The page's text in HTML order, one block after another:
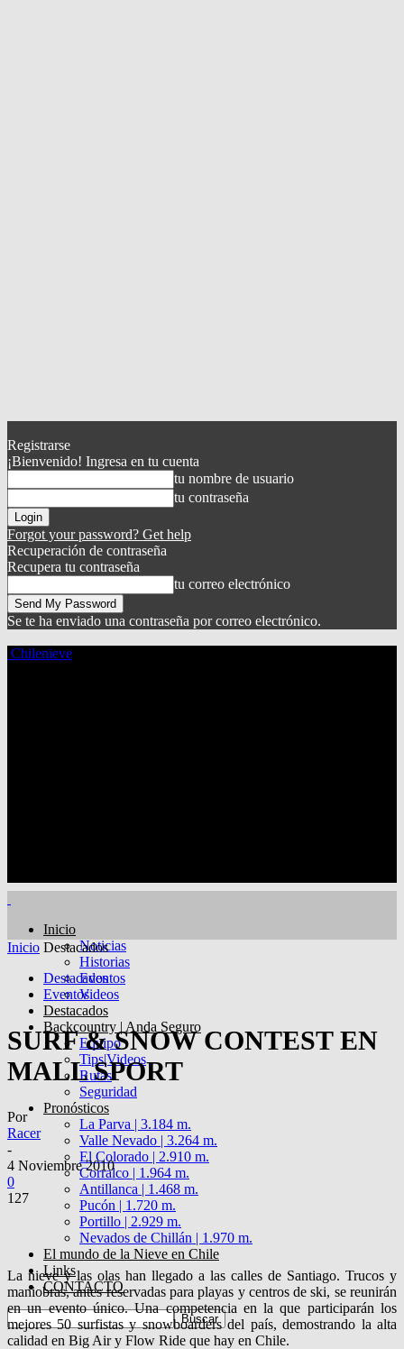
Registrarse
¡Bienvenido! Ingresa en tu cuenta
tu nombre de usuario
tu contraseña
Forgot your password? Get help
Recuperación de contraseña
Recupera tu contraseña
tu correo electrónico
Se te ha enviado una contraseña por correo electrónico.
Chilenieve
Inicio
Noticias
Historias
Eventos
Videos
Destacados
Backcountry | Anda Seguro
Equipo
Tips|Videos
Rutas
Seguridad
Pronósticos
La Parva | 3.184 m.
Valle Nevado | 3.264 m.
El Colorado | 2.910 m.
Corralco | 1.964 m.
Antillanca | 1.468 m.
Pucón | 1.720 m.
Portillo | 2.929 m.
Nevados de Chillán | 1.970 m.
El mundo de la Nieve en Chile
Links
CONTACTO
Inicio Destacados
Destacados
Eventos
SURF & SNOW CONTEST EN
MALL SPORT
Por
Racer
-
4 Noviembre 2010
0
127
La nieve y las olas han llegado a las calles de Santiago. Trucos y
maniobras, antes reservadas para playas y centros de ski, se reunirán
en un evento único. Una competencia en la que participarán los
mejores 50 surfistas y snowboarders del país, demostrando la alta
calidad en Big Air y Flow Ride que hay en Chile.